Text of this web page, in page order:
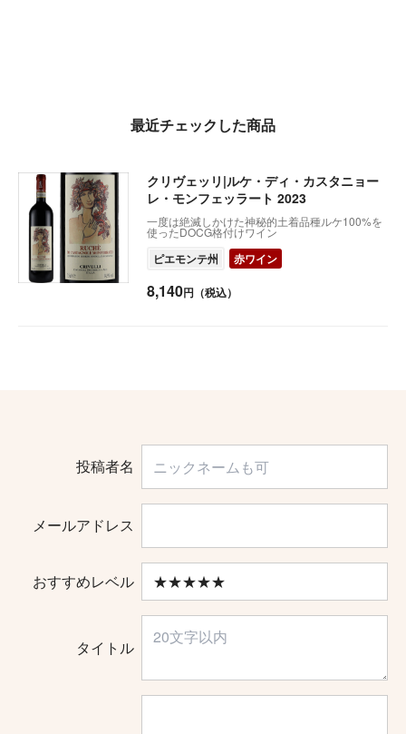
最近チェックした商品
クリヴェッリ|ルケ・ディ・カスタニョー
レ・モンフェッラート 2023
一度は絶滅しかけた神秘的土着品種ルケ100%を
使ったDOCG格付けワイン
ピエモンテ州 赤ワイン
8,140円（税込）
投稿者名
メールアドレス
おすすめレベル
タイトル